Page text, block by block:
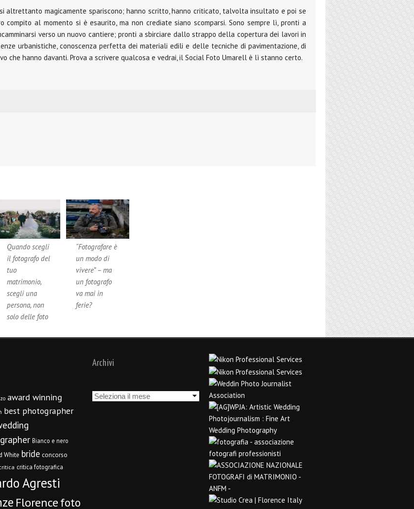
altrettanto magicamente spariscono; hanno scritto, hanno criticato, talvolta insultato e poi se
compito al momento si è esaurito, ma non crediate siano scomparsi. Sono sempre lì, pronti a
verso un nuovo cantiere; pronti a sbirciare dallo strappo della copertura dei lavori in
urbanistiche, conoscenza perfetta dei materiali edili e delle tecniche di pavimentazione, di
che hanno davanti. Prova a scrivere qualcosa e vedrai, il Social Foto Umarell è lì stanno certo.
Quando scegli
il fotografo del
tuo
matrimonio,
scegli una
persona, non
solo delle foto
“Fotografare è
un modo di
vivere” – ma
un fotografo
va mai in
ferie?
award winning
best photographer
Bianco e nero
White bride concorso
critica fotografica
Agresti
Florencefoto
Archivi
Archivi